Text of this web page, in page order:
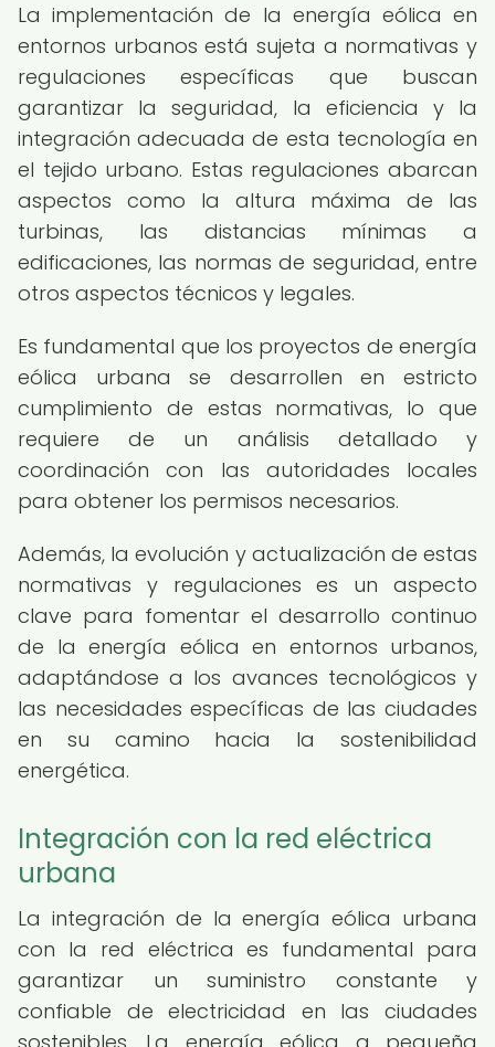
La implementación de la energía eólica en
entornos urbanos está sujeta a normativas y
regulaciones específicas que buscan
garantizar la seguridad, la eficiencia y la
integración adecuada de esta tecnología en
el tejido urbano. Estas regulaciones abarcan
aspectos como la altura máxima de las
turbinas, las distancias mínimas a
edificaciones, las normas de seguridad, entre
otros aspectos técnicos y legales.
Es fundamental que los proyectos de energía
eólica urbana se desarrollen en estricto
cumplimiento de estas normativas, lo que
requiere de un análisis detallado y
coordinación con las autoridades locales
para obtener los permisos necesarios.
Además, la evolución y actualización de estas
normativas y regulaciones es un aspecto
clave para fomentar el desarrollo continuo
de la energía eólica en entornos urbanos,
adaptándose a los avances tecnológicos y
las necesidades específicas de las ciudades
en su camino hacia la sostenibilidad
energética.
Integración con la red eléctrica
urbana
La integración de la energía eólica urbana
con la red eléctrica es fundamental para
garantizar un suministro constante y
confiable de electricidad en las ciudades